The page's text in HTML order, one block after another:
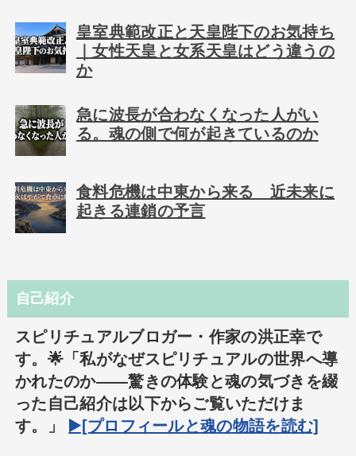
皇室典範改正と天皇陛下のお気持ち
｜女性天皇と女系天皇はどう違うの
か
急に波長が合わなくなった人がい
る。魂の側で何が起きているのか
食料危機は中東から来る 近未来に
起きる連鎖の予言
自己紹介
スピリチュアルブロガー・作家の洪正幸で
す。🌟「私がなぜスピリチュアルの世界へ導
かれたのか――驚きの体験と魂の気づきを綴
った自己紹介は以下からご覧いただけま
す。」 ▶️[プロフィールと魂の物語を読む]